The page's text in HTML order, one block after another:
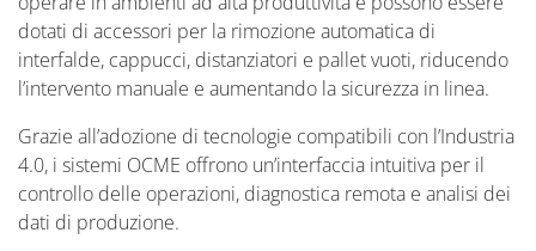
dotati di accessori per la rimozione automatica di
interfalde, cappucci, distanziatori e pallet vuoti, riducendo
l’intervento manuale e aumentando la sicurezza in linea.
Grazie all’adozione di tecnologie compatibili con l’Industria
4.0, i sistemi OCME offrono un’interfaccia intuitiva per il
controllo delle operazioni, diagnostica remota e analisi dei
dati di produzione.